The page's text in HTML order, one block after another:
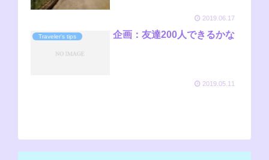
2019.06.17
Traveler's tips 企画：友達200人できるかな
2019.05.11